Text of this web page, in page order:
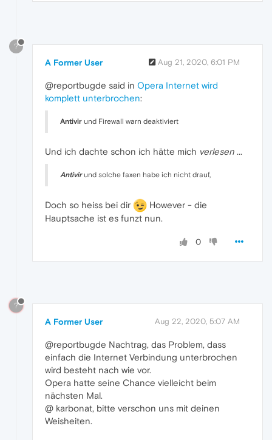
?
A Former User Aug 21, 2020, 6:01 PM
@reportbugde said in Opera Internet wird
komplett unterbrochen:
Antivir und Firewall warn deaktiviert
Und ich dachte schon ich hätte mich verlesen ...
Antivirund solche faxen habe ich nicht drauf,
Doch so heiss bei dir
However - die
Hauptsache ist es funzt nun.
0
?
A Former User Aug 22, 2020, 5:07 AM
@reportbugde Nachtrag, das Problem, dass
einfach die Internet Verbindung unterbrochen
wird besteht nach wie vor.
Opera hatte seine Chance vielleicht beim
nächsten Mal.
@ karbonat, bitte verschon uns mit deinen
Weisheiten.